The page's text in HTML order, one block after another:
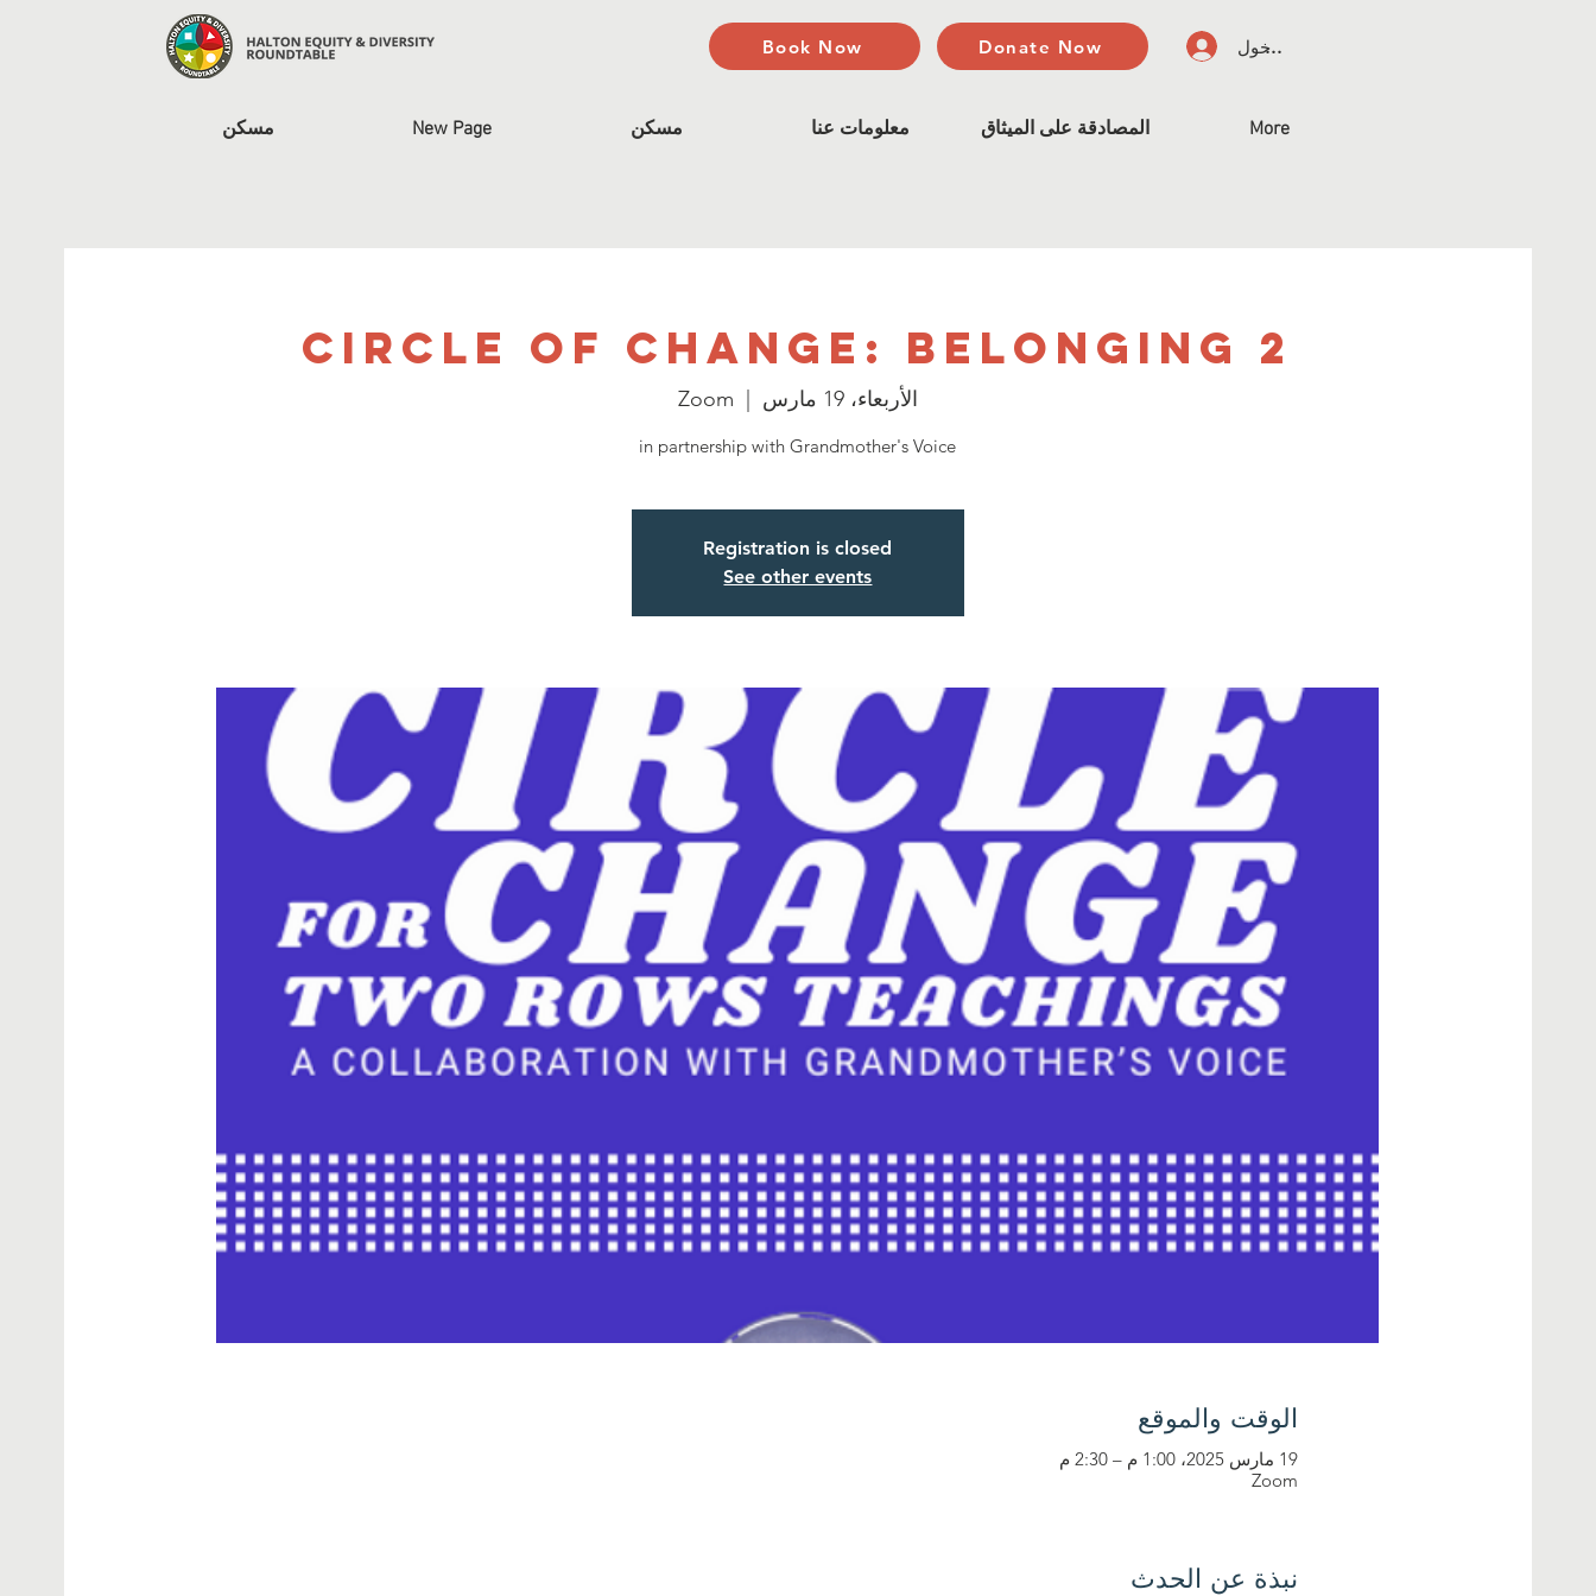
Book Now Donate Now تسجيل الدخول
مسكن New Page مسكن معلومات عنا المصادقة على الميثاق More
Circle of Change: Belonging 2
الأربعاء، 19 مارس Zoom
in partnership with Grandmother's Voice
Registration is closed
See other events
الوقت والموقع
19 مارس 2025، 1:00 م – 2:30 م
Zoom
نبذة عن الحدث